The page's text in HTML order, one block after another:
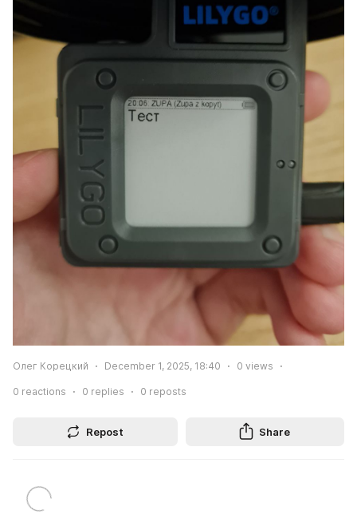
Олег Корецкий December 1, 2025, 18:40 0 views
0 reactions 0 replies 0 reposts
Repost Share